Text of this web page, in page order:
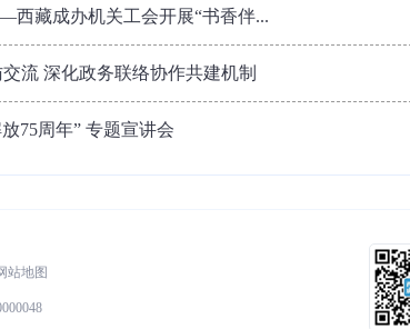
藏成办机关工会开展“书香伴...
流 深化政务联络协作共建机制
75周年” 专题宣讲会
站地图